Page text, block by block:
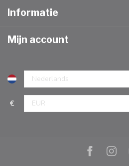
Informatie
Mijn account
€